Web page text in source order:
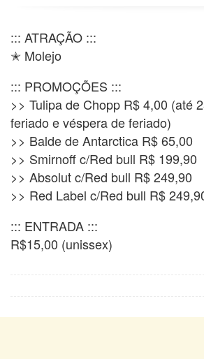
::: ATRAÇÃO :::
✭ Molejo
::: PROMOÇÕES :::
>> Tulipa de Chopp R$ 4,00 (até
feriado e véspera de feriado)
>> Balde de Antarctica R$ 65,00
>> Smirnoff c/Red bull R$ 199,90
>> Absolut c/Red bull R$ 249,90
>> Red Label c/Red bull R$
::: ENTRADA :::
R$15,00 (unissex)